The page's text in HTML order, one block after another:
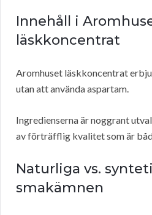
Innehåll i
läskkoncentrat
Aromhuset läskkoncentrat
utan att använda aspartam.
Ingredienserna är noggrant
av förträfflig kvalitet som är
Naturliga vs.
smakämnen